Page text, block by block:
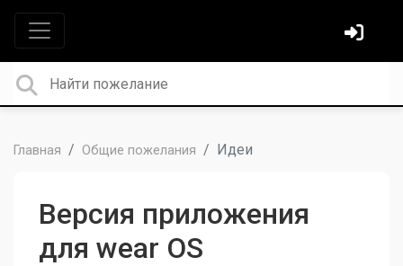
Главная Общие пожелания Идеи
Версия приложения
для wear OS